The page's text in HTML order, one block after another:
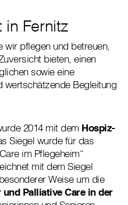
in Fernitz
wir pflegen und betreuen,
bieten, einen
sowie eine
Begleitung
2014 mit dem Hospiz-
Siegel wurde für das
im Pflegeheim“
mit dem Siegel
Weise um die
Palliative Care in der